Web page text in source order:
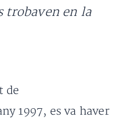
trobaven en la
de
1997, es va haver